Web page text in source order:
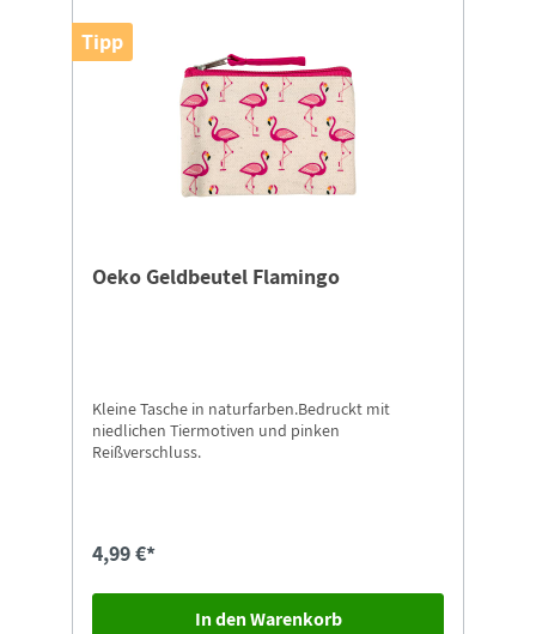
Tipp
Oeko Geldbeutel Flamingo
Kleine Tasche in naturfarben.Bedruckt mit
niedlichen Tiermotiven und pinken
Reißverschluss.
4,99 €*
In den Warenkorb